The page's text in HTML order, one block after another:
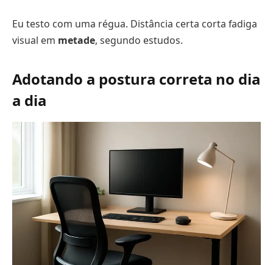
Eu testo com uma régua. Distância certa corta fadiga
visual em metade, segundo estudos.
Adotando a postura correta no dia
a dia